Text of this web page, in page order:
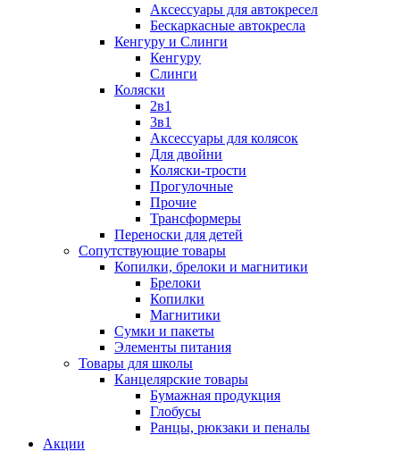
Аксессуары для автокресел
Бескаркасные автокресла
Кенгуру и Слинги
Кенгуру
Слинги
Коляски
2в1
3в1
Аксессуары для колясок
Для двойни
Коляски-трости
Прогулочные
Прочие
Трансформеры
Переноски для детей
Сопутствующие товары
Копилки, брелоки и магнитики
Брелоки
Копилки
Магнитики
Сумки и пакеты
Элементы питания
Товары для школы
Канцелярские товары
Бумажная продукция
Глобусы
Ранцы, рюкзаки и пеналы
Акции